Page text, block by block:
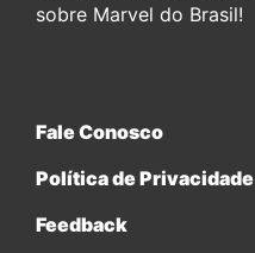
sobre Marvel do Brasil!
Fale Conosco
Política de Privacidade
Feedback